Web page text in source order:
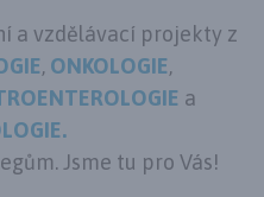
a vzdělávací projekty z
, ONKOLOGIE,
a
Jsme tu pro Vás!